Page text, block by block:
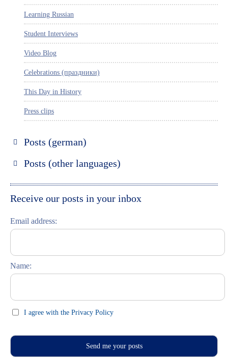
Learning Russian
Student Interviews
Video Blog
Celebrations (праздники)
This Day in History
Press clips
Posts (german)
Moskau entdecken
Posts (other languages)
Italiano
Receive our posts in your inbox
Email address:
Name:
I agree with the Privacy Policy